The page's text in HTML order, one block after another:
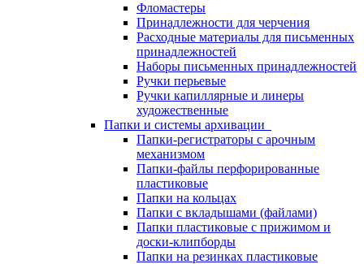
Фломастеры
Принадлежности для черчения
Расходные материалы для письменных
принадлежностей
Наборы письменных принадлежностей
Ручки перьевые
Ручки капиллярные и линеры
художественные
Папки и системы архивации
Папки-регистраторы с арочным
механизмом
Папки-файлы перфорированные
пластиковые
Папки на кольцах
Папки с вкладышами (файлами)
Папки пластиковые с прижимом и
доски-клипборды
Папки на резинках пластиковые